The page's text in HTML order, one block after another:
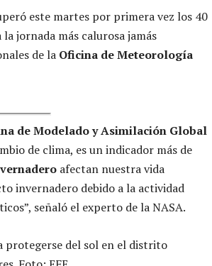
este martes por primera vez los 40
jornada más calurosa jamás
de la Oficina de Meteorología
de Modelado y Asimilación Global
de clima, es un indicador más de
afectan nuestra vida
invernadero debido a la actividad
señaló el experto de la NASA.
protegerse del sol en el distrito